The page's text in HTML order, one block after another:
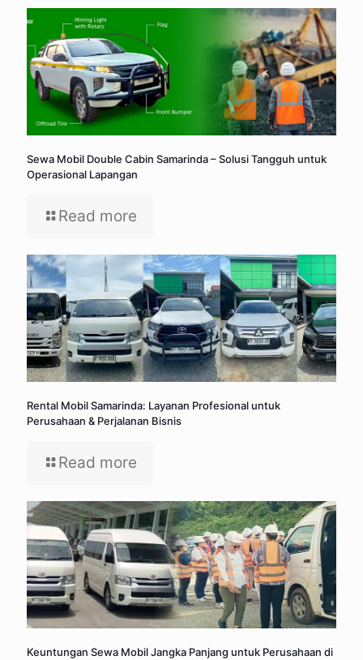
Sewa Mobil Double Cabin Samarinda – Solusi Tangguh untuk
Operasional Lapangan
Read more
Rental Mobil Samarinda: Layanan Profesional untuk
Perusahaan & Perjalanan Bisnis
Read more
Keuntungan Sewa Mobil Jangka Panjang untuk Perusahaan di